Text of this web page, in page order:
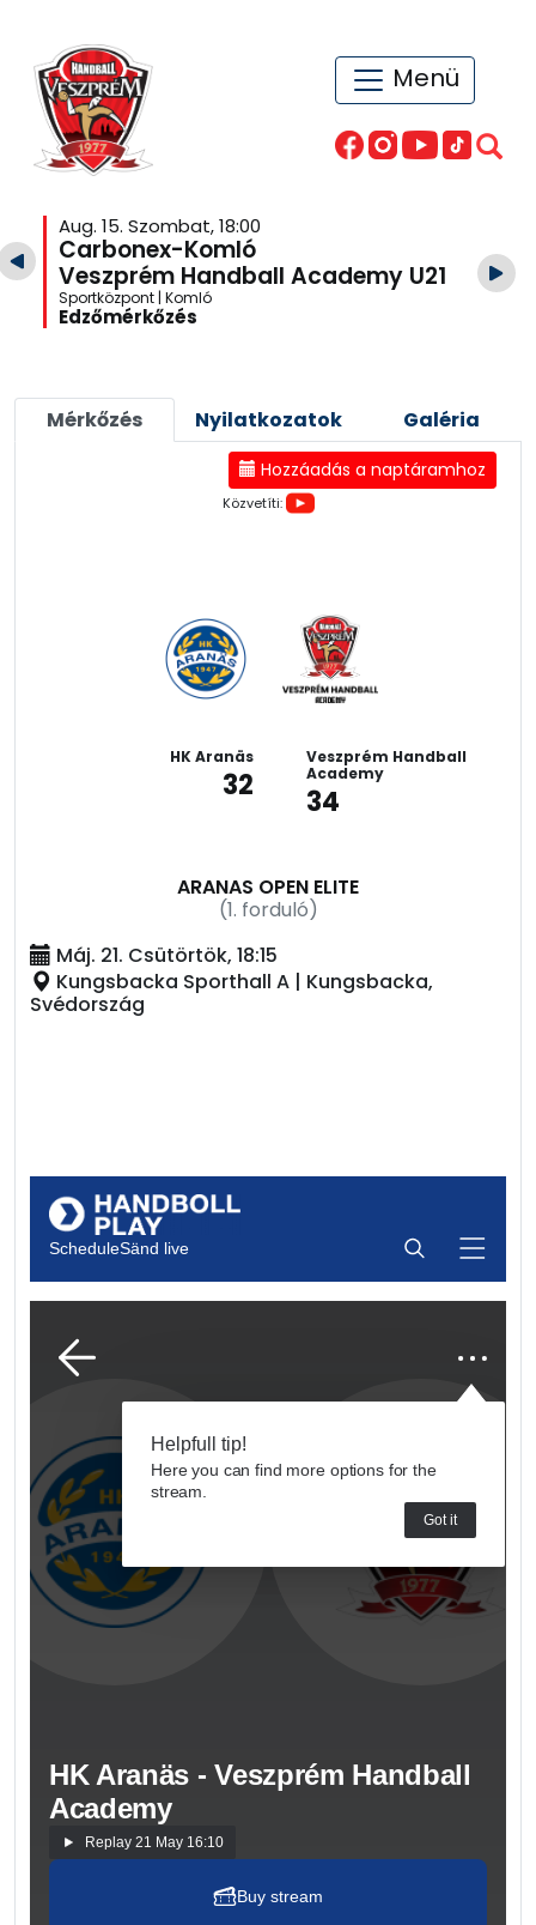
Menü
Aug. 15. Szombat, 18:00
Carbonex-Komló
Veszprém Handball Academy U21
Sportközpont | Komló
Edzőmérkőzés
Mérkőzés Nyilatkozatok Galéria
Hozzáadás a naptáramhoz
Közvetíti:
HK Aranäs
32
Veszprém Handball
Academy
34
ARANAS OPEN ELITE
(1. forduló)
Máj. 21. Csütörtök, 18:15
Kungsbacka Sporthall A | Kungsbacka,
Svédország